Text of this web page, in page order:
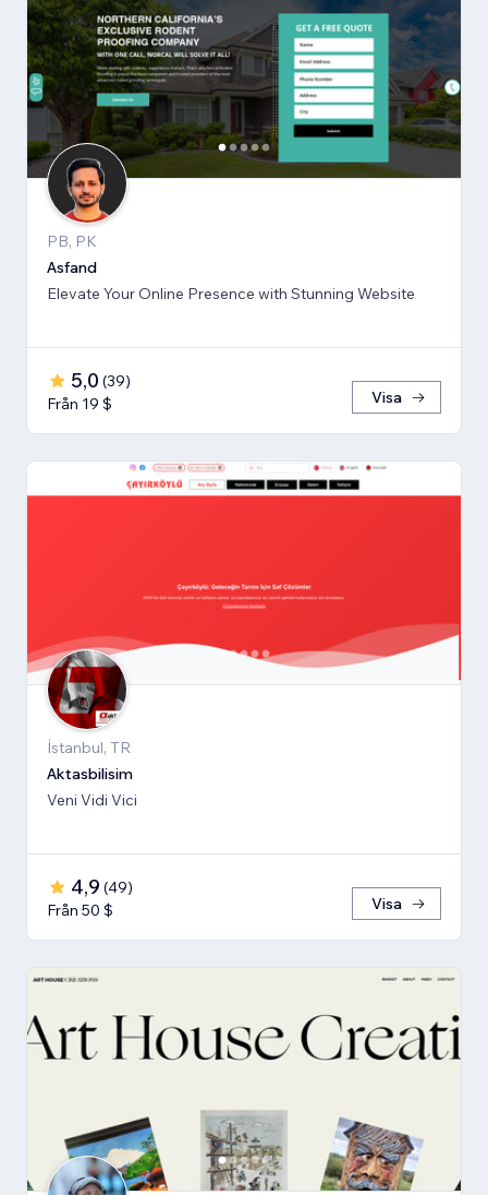
PB, PK
Asfand
Elevate Your Online Presence with Stunning Website
5,0 (39)
Från 19 $
Visa
İstanbul, TR
Aktasbilisim
Veni Vidi Vici
4,9 (49)
Från 50 $
Visa